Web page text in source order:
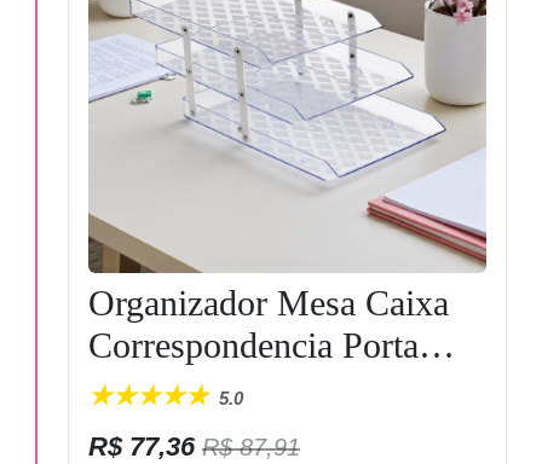
Organizador Mesa Caixa
Correspondencia Porta
Documentos Tripla Movel
Maxcril Empilhavel Waleu
5.0
R$ 77,36 R$ 87,91